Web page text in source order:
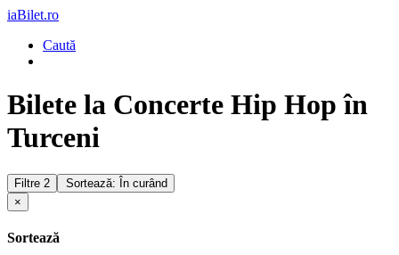
iaBilet.ro
Caută
Bilete la Concerte Hip Hop în
Turceni
Filtre 2
Sortează: În curând
×
Sortează